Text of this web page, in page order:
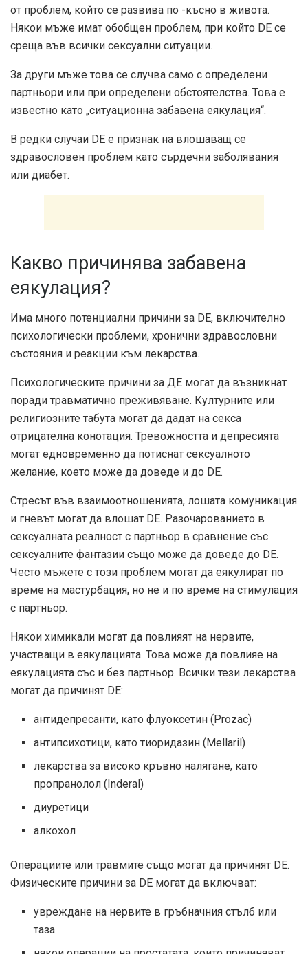
от проблем, който се развива по -късно в живота.
Някои мъже имат обобщен проблем, при който DE се
среща във всички сексуални ситуации.
За други мъже това се случва само с определени
партньори или при определени обстоятелства. Това е
известно като „ситуационна забавена еякулация“.
В редки случаи DE е признак на влошаващ се
здравословен проблем като сърдечни заболявания
или диабет.
Какво причинява забавена
еякулация?
Има много потенциални причини за DE, включително
психологически проблеми, хронични здравословни
състояния и реакции към лекарства.
Психологическите причини за ДЕ могат да възникнат
поради травматично преживяване. Културните или
религиозните табута могат да дадат на секса
отрицателна конотация. Тревожността и депресията
могат едновременно да потиснат сексуалното
желание, което може да доведе и до DE.
Стресът във взаимоотношенията, лошата комуникация
и гневът могат да влошат DE. Разочарованието в
сексуалната реалност с партньор в сравнение със
сексуалните фантазии също може да доведе до DE.
Често мъжете с този проблем могат да еякулират по
време на мастурбация, но не и по време на стимулация
с партньор.
Някои химикали могат да повлияят на нервите,
участващи в еякулацията. Това може да повлияе на
еякулацията със и без партньор. Всички тези лекарства
могат да причинят DE:
антидепресанти, като флуоксетин (Prozac)
антипсихотици, като тиоридазин (Mellaril)
лекарства за високо кръвно налягане, като
пропранолол (Inderal)
диуретици
алкохол
Операциите или травмите също могат да причинят DE.
Физическите причини за DE могат да включват:
увреждане на нервите в гръбначния стълб или
таза